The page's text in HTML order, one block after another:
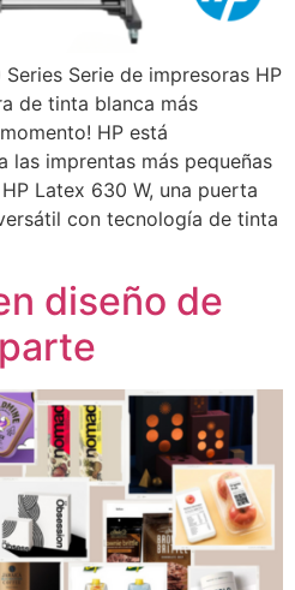
Serie de impresoras HP
de tinta blanca más
HP está
las imprentas más pequeñas
Latex 630 W, una puerta
con tecnología de tinta
diseño de